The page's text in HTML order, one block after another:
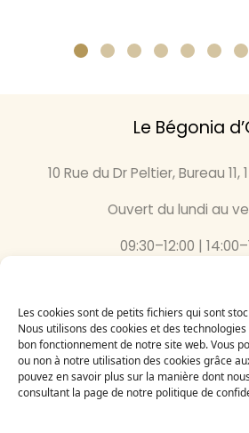
Les cookies sont de petits fichiers qui sont
Nous utilisons des cookies et des
bon fonctionnement de notre site web. Vous
ou non à notre utilisation des cookies grâce
pouvez en savoir plus sur la manière dont
consultant la page de notre politique de
Le Bégonia
10 Rue du Dr Peltier, Bureau
Ouvert du lundi au
09:30–12:00 |
Inscrivez-vous
à notre newsletter